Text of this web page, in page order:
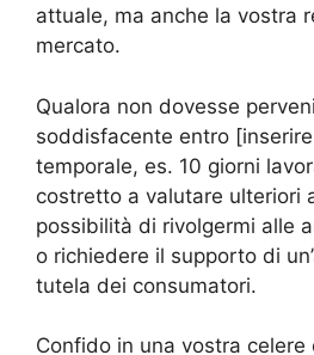
attuale, ma anche la vostra
mercato.
Qualora non dovesse
soddisfacente entro
temporale, es. 10 giorni
costretto a valutare ulteriori
possibilità di rivolgermi alle
o richiedere il supporto di
tutela dei consumatori.
Confido in una vostra celere